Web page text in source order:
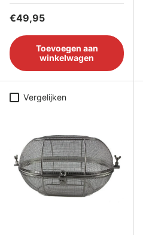
Reguliere prijs
€49,95
Toevoegen aan
winkelwagen
Vergelijken